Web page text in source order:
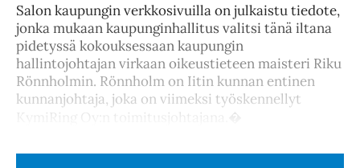
Salon kaupungin verkkosivuilla on julkaistu tiedote,
jonka mukaan kaupunginhallitus valitsi tänä iltana
pidetyssä kokouksessaan kaupungin
hallintojohtajan virkaan oikeustieteen maisteri Riku
Rönnholmin. Rönnholm on Iitin kunnan entinen
kunnanjohtaja, joka on viimeksi työskennellyt
KymiRing Oy:n toimitusjohtajana.�